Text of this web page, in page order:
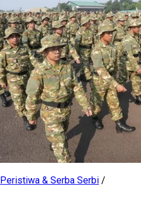
Peristiwa & Serba Serbi /